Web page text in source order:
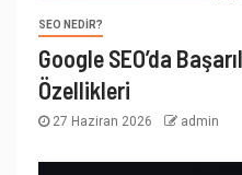
SEO NEDIR?
Google SEO’da
Özellikleri
27 Haziran 2026 admin